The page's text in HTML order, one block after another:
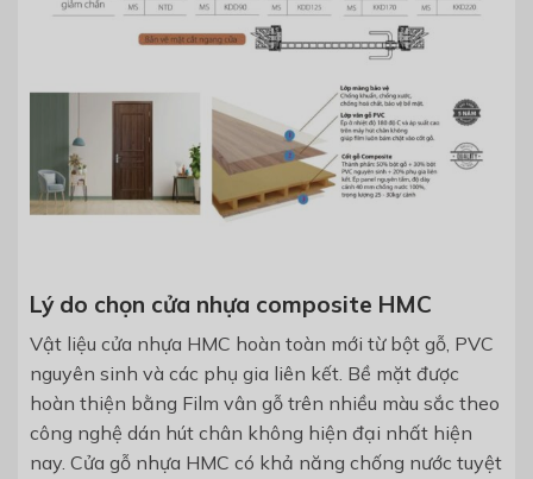
Lý do chọn cửa nhựa composite HMC
Vật liệu cửa nhựa HMC hoàn toàn mới từ bột gỗ, PVC
nguyên sinh và các phụ gia liên kết. Bề mặt được
hoàn thiện bằng Film vân gỗ trên nhiều màu sắc theo
công nghệ dán hút chân không hiện đại nhất hiện
nay. Cửa gỗ nhựa HMC có khả năng chống nước tuyệt